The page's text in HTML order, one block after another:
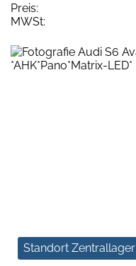
Preis:
MWSt:
Standort Zentrallager